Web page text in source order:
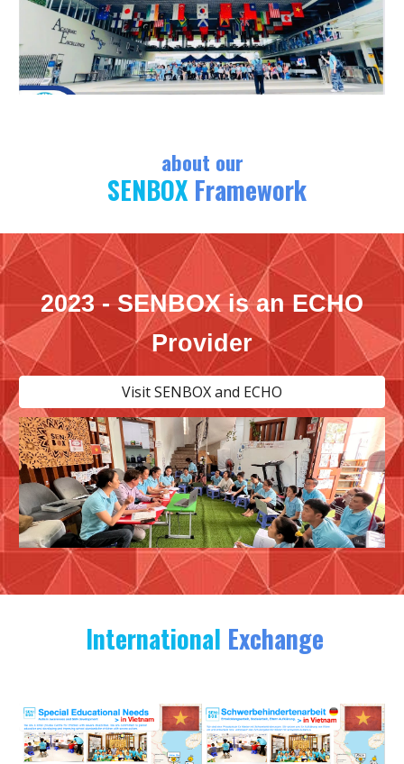
about our
SENBOXFramework
2023 - SENBOX is an ECHO
Provider
Visit SENBOX and ECHO
International Exchange